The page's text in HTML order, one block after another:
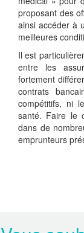
proposant des
ainsi accéder à
meilleures
Il est
entre les
fortement
contrats
compétitifs, ni
santé. Faire le
dans de
emprunteurs